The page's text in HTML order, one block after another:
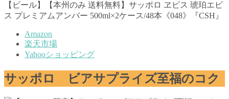
【ビール】【本州のみ 送料無料】サッポロ ヱビス 琥珀エビ
ス プレミアムアンバー 500ml×2ケース/48本《048》『CSH』
Amazon
楽天市場
Yahooショッピング
サッポロ ビアサプライズ至福のコク